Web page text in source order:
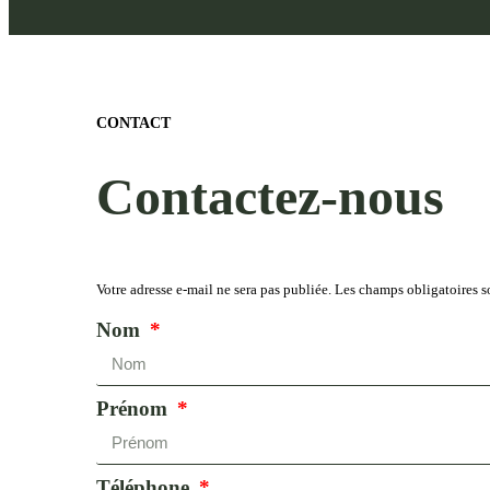
CONTACT
Contactez-nous
Votre adresse e-mail ne sera pas publiée. Les champs obligatoires
Nom
Prénom